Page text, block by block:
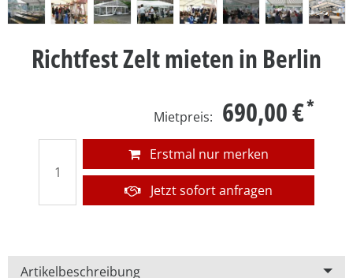
Richtfest Zelt mieten in Berlin
690,00 €
Erstmal nur merken
Jetzt sofort anfragen
Artikelbeschreibung